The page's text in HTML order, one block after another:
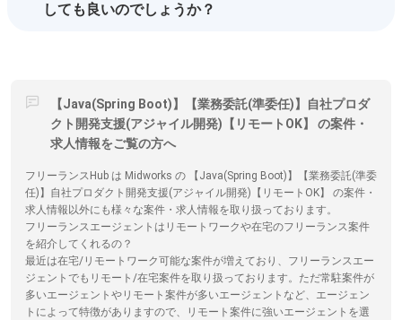
しても良いのでしょうか？
【Java(Spring Boot)】【業務委託(準委任)】自社プロダ
クト開発支援(アジャイル開発)【リモートOK】 の案件・
求人情報をご覧の方へ
フリーランスHub は Midworks の 【Java(Spring Boot)】【業務委託(準委
任)】自社プロダクト開発支援(アジャイル開発)【リモートOK】 の案件・
求人情報以外にも様々な案件・求人情報を取り扱っております。
フリーランスエージェントはリモートワークや在宅のフリーランス案件
を紹介してくれるの？
最近は在宅/リモートワーク可能な案件が増えており、フリーランスエー
ジェントでもリモート/在宅案件を取り扱っております。ただ常駐案件が
多いエージェントやリモート案件が多いエージェントなど、エージェン
トによって特徴がありますので、リモート案件に強いエージェントを選